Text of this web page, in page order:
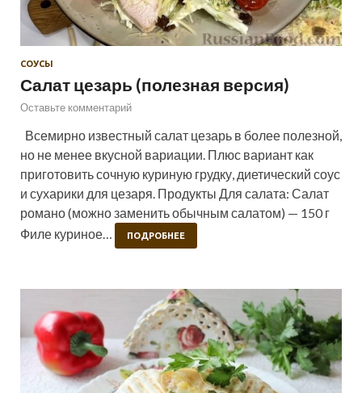
СОУСЫ
Салат цезарь (полезная версия)
Оставьте комментарий
Всемирно известный салат цезарь в более полезной,
но не менее вкусной вариации. Плюс вариант как
приготовить сочную куриную грудку, диетический соус
и сухарики для цезаря. Продукты Для салата: Салат
романо (можно заменить обычным салатом) — 150 г
Филе куриное…
ПОДРОБНЕЕ